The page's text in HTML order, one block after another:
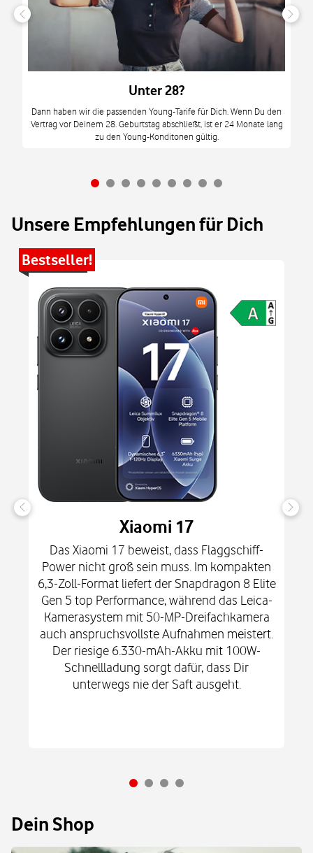
Unter 28?
Dann haben wir die passenden Young-Tarife für Dich. Wenn Du den
Vertrag vor Deinem 28. Geburtstag abschließt, ist er 24 Monate lang
zu den Young-Konditonen gültig.
Unsere Empfehlungen für Dich
Bestseller!
Xiaomi 17
Das Xiaomi 17 beweist, dass Flaggschiff-
Power nicht groß sein muss. Im kompakten
6,3-Zoll-Format liefert der Snapdragon 8 Elite
Gen 5 top Performance, während das Leica-
Kamerasystem mit 50-MP-Dreifachkamera
auch anspruchsvollste Aufnahmen meistert.
Der riesige 6.330-mAh-Akku mit 100W-
Schnellladung sorgt dafür, dass Dir
unterwegs nie der Saft ausgeht.
Dein Shop